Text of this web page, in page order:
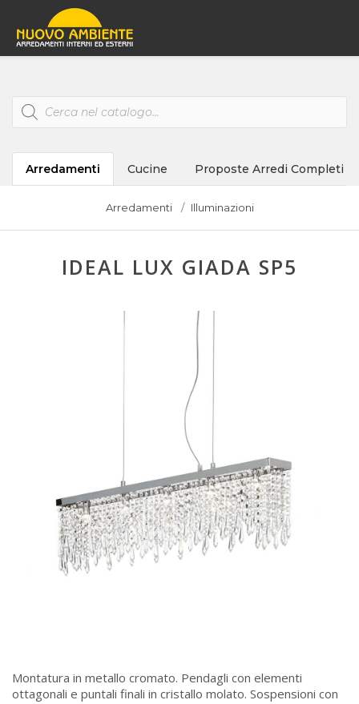
Products
search
Arredamenti Cucine Proposte Arredi Completi
Arredamenti Illuminazioni
IDEAL LUX GIADA SP5
Montatura in metallo cromato. Pendagli con elementi
ottagonali e puntali finali in cristallo molato. Sospensioni con